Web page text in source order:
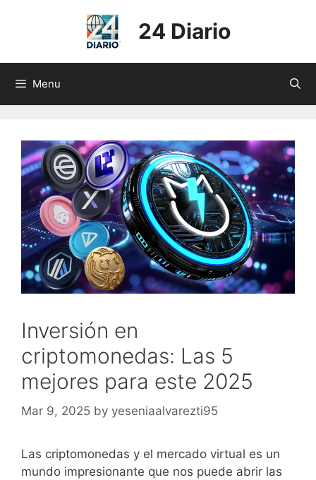
24 Diario
Menu
Inversión en
criptomonedas: Las 5
mejores para este 2025
Mar 9, 2025 by yeseniaalvarezti95
Las criptomonedas y el mercado virtual es un
mundo impresionante que nos puede abrir las